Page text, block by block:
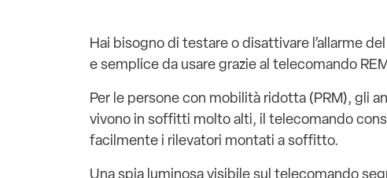
Hai bisogno di testare o disattivare l’allarme
e semplice da usare grazie al telecomando
Per le persone con mobilità ridotta (PRM), gli
vivono in soffitti molto alti, il telecomando
facilmente i rilevatori montati a soffitto.